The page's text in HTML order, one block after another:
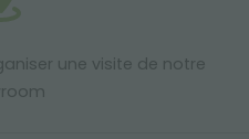
une visite de notre